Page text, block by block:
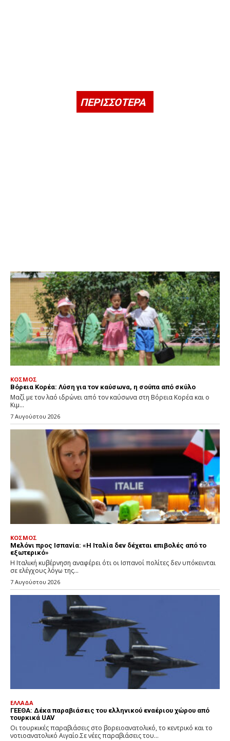
ΠΕΡΙΣΣΟΤΕΡΑ
ΚΟΣΜΟΣ
Βόρεια Κορέα: Λύση για τον καύσωνα, η σούπα από σκύλο
Μαζί με τον λαό ιδρώνει από τον καύσωνα στη Βόρεια Κορέα και ο
Κιμ...
7 Αυγούστου 2026
ΚΟΣΜΟΣ
Μελόνι προς Ισπανία: «Η Ιταλία δεν δέχεται επιβολές από το
εξωτερικό»
Η Ιταλική κυβέρνηση αναφέρει ότι οι Ισπανοί πολίτες δεν υπόκεινται
σε ελέγχους λόγω της...
7 Αυγούστου 2026
ΕΛΛΑΔΑ
ΓΕΕΘΑ: Δέκα παραβιάσεις του ελληνικού εναέριου χώρου από
τουρκικά UAV
Οι τουρκικές παραβιάσεις στο βορειοανατολικό, το κεντρικό και το
νοτιοανατολικό Αιγαίο.Σε νέες παραβιάσεις του...